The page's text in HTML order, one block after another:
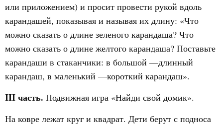
или приложением) и просит провести рукой вдоль
карандашей, показывая и называя их длину: «Что
можно сказать о длине зеленого карандаша? Что
можно сказать о длине желтого карандаша? Поставьте
карандаши в стаканчики: в большой —длинный
карандаш, в маленький —короткий карандаш».
III часть. Подвижная игра «Найди свой домик».
На ковре лежат круг и квадрат. Дети берут с подноса